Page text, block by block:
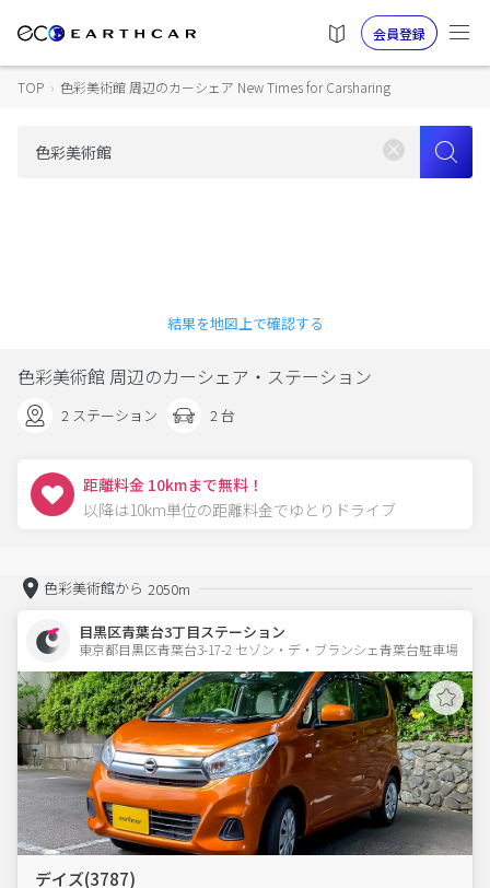
会員登録
TOP › 色彩美術館 周辺のカーシェア New Times for Carsharing
結果を地図上で確認する
色彩美術館 周辺のカーシェア・ステーション
2 ステーション 2 台
距離料金 10kmまで無料！
以降は10km単位の距離料金でゆとりドライブ
色彩美術館から 2050m
目黒区青葉台3丁目ステーション
東京都目黒区青葉台3-17-2 セゾン・デ・ブランシェ青葉台駐車場
デイズ(3787)